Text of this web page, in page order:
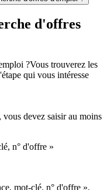
d'offres
?Vous trouverez les
qui vous intéresse
devez saisir au moins
n° d'offre »
mot-clé, n° d'offre »,